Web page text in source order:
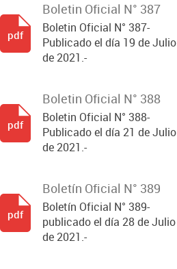
Boletin Oficial N° 387
Boletin Oficial N° 387-
Publicado el día 19 de Julio
de 2021.-
pdf
Boletin Oficial N° 388
Boletin Oficial N° 388-
Publicado el día 21 de Julio
de 2021.-
pdf
Boletín Oficial N° 389
Boletín Oficial N° 389-
publicado el día 28 de Julio
de 2021.-
pdf